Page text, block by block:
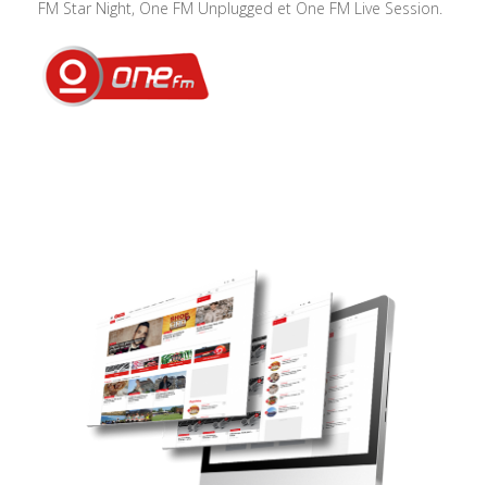
FM Star Night, One FM Unplugged et One FM Live Session.